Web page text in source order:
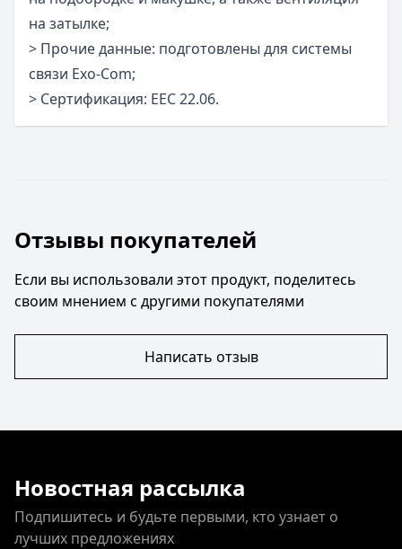
на затылке;
> Прочие данные: подготовлены для системы
связи Exo-Com;
> Сертификация: ЕЕС 22.06.
Отзывы покупателей
Если вы использовали этот продукт, поделитесь
своим мнением с другими покупателями
Написать отзыв
Новостная рассылка
Подпишитесь и будьте первыми, кто узнает о
лучших предложениях